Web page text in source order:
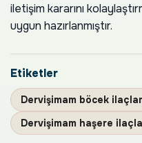
iletişim kararını
uygun hazırlanmıştır.
Etiketler
Dervişimam böcek
Dervişimam haşere